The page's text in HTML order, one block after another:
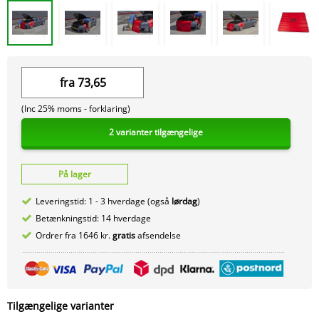
fra73,65
(Inc 25% moms -forklaring)
2 varianter tilgængelige
På lager
Leveringstid: 1 - 3 hverdage (også lørdag)
Betænkningstid: 14 hverdage
Ordrer fra 1646 kr.gratisafsendelse
Tilgængelige varianter